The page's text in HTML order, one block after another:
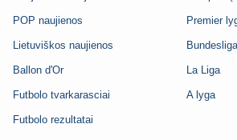
POP naujienos
Lietuviškos naujienos
Ballon d'Or
Futbolo tvarkarasciai
Futbolo rezultatai
Premier
Bundesliga
La Liga
A lyga